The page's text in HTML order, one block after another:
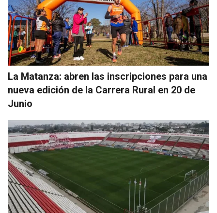
La Matanza: abren las inscripciones para una
nueva edición de la Carrera Rural en 20 de
Junio